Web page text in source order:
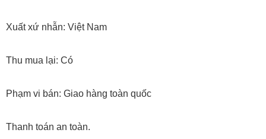
Xuất xứ nhẫn: Việt Nam
Thu mua lại: Có
Phạm vi bán: Giao hàng toàn quốc
Thanh toán an toàn.